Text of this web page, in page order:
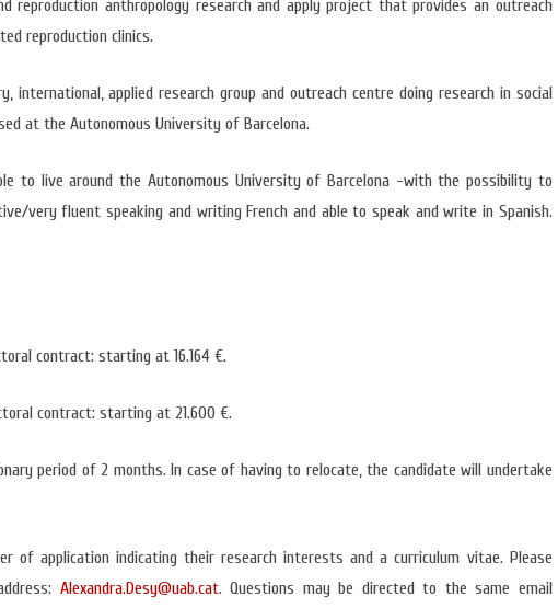
ANTROPOLOGIA
MOSTRA ANTROPOLOGIA E CINEMA
OUTRAS NOTÍCIAS
reproduction anthropology research and apply project that provides an outreach
reproduction clinics.
international, applied research group and outreach centre doing research in social
at the Autonomous University of Barcelona.
to live around the Autonomous University of Barcelona -with the possibility to
very fluent speaking and writing French and able to speak and write in Spanish.
contract: starting at 16.164 €.
contract: starting at 21.600 €.
period of 2 months. In case of having to relocate, the candidate will undertake
of application indicating their research interests and a curriculum vitae. Please
Alexandra.Desy@uab.cat. Questions may be directed to the same email